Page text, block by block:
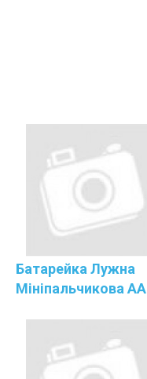
Батарейка Лужна
Мініпальчикова АА